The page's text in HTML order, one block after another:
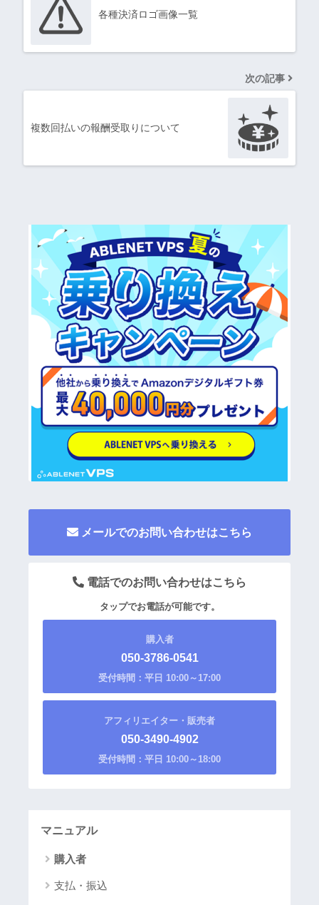
各種決済ロゴ画像一覧
次の記事
複数回払いの報酬受取りについて
メールでのお問い合わせはこちら
電話でのお問い合わせはこちら
タップでお電話が可能です。
購入者
050-3786-0541
受付時間：平日 10:00～17:00
アフィリエイター・販売者
050-3490-4902
受付時間：平日 10:00～18:00
マニュアル
購入者
支払・振込